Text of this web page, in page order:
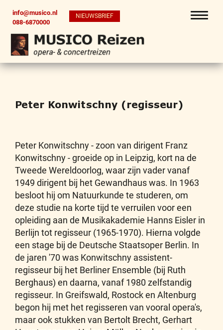
info@musico.nl
088-6870000
NIEUWSBRIEF
Peter Konwitschny (regisseur)
Peter Konwitschny - zoon van dirigent Franz
Konwitschny - groeide op in Leipzig, kort na de
Tweede Wereldoorlog, waar zijn vader vanaf
1949 dirigent bij het Gewandhaus was. In 1963
besloot hij om Natuurkunde te studeren, om
deze studie na korte tijd te verruilen voor een
opleiding aan de Musikakademie Hanns Eisler in
Berlijn tot regisseur (1965-1970). Hierna volgde
een stage bij de Deutsche Staatsoper Berlin. In
de jaren '70 was Konwitschny assistent-
regisseur bij het Berliner Ensemble (bij Ruth
Berghaus) en daarna, vanaf 1980 zelfstandig
regisseur. In Greifswald, Rostock en Altenburg
begon hij met het regisseren van vooral opera's,
maar ook stukken van Bertolt Brecht, Gerhart